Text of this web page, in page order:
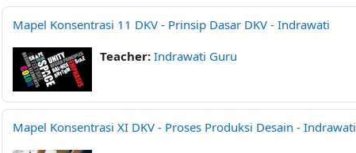
Mapel Konsentrasi 11 DKV - Prinsip Dasar DKV - Indrawati
Teacher: Indrawati Guru
Mapel Konsentrasi XI DKV - Proses Produksi Desain - Indrawati